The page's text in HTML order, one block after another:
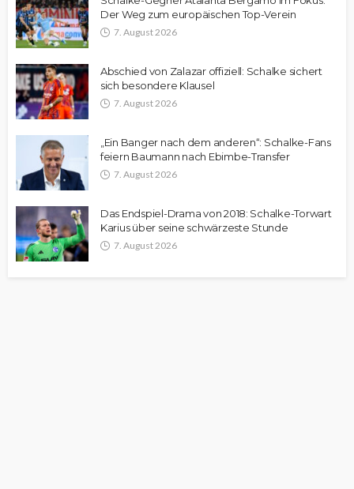
Der Weg zum europäischen Top-Verein
7. August 2026
Abschied von Zalazar offiziell: Schalke sichert
sich besondere Klausel
7. August 2026
„Ein Banger nach dem anderen“: Schalke-Fans
feiern Baumann nach Ebimbe-Transfer
7. August 2026
Das Endspiel-Drama von 2018: Schalke-Torwart
Karius über seine schwärzeste Stunde
7. August 2026